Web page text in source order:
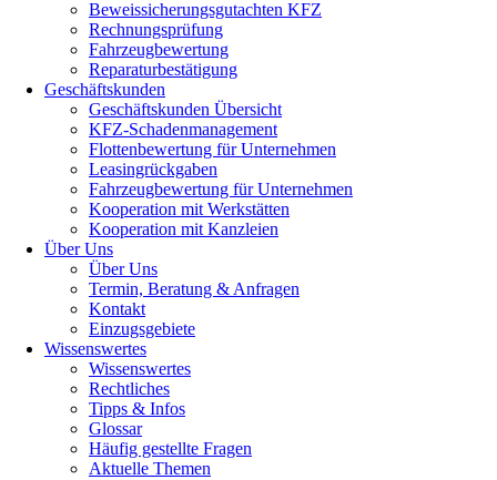
Beweissicherungsgutachten KFZ
Rechnungsprüfung
Fahrzeugbewertung
Reparaturbestätigung
Geschäftskunden
Geschäftskunden Übersicht
KFZ-Schadenmanagement
Flottenbewertung für Unternehmen
Leasingrückgaben
Fahrzeugbewertung für Unternehmen
Kooperation mit Werkstätten
Kooperation mit Kanzleien
Über Uns
Über Uns
Termin, Beratung & Anfragen
Kontakt
Einzugsgebiete
Wissenswertes
Wissenswertes
Rechtliches
Tipps & Infos
Glossar
Häufig gestellte Fragen
Aktuelle Themen